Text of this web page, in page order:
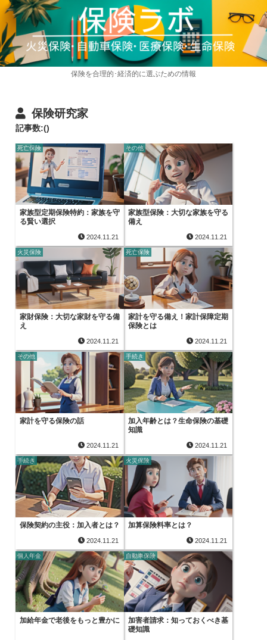
保険を合理的･経済的に選ぶための情報
保険研究家
記事数:()
死亡保険
家族型定期保険特約：家族を守
る賢い選択
2024.11.21
その他
家族型保険：大切な家族を守る
備え
2024.11.21
火災保険
家財保険：大切な家財を守る備
え
2024.11.21
死亡保険
家計を守る備え！家計保障定期
保険とは
2024.11.21
その他
家計を守る保険の話
2024.11.21
手続き
加入年齢とは？生命保険の基礎
知識
2024.11.21
手続き
保険契約の主役：加入者とは？
2024.11.21
火災保険
加算保険料率とは？
2024.11.21
個人年金
加給年金で老後をもっと豊かに
自動車保険
加害者請求：知っておくべき基
礎知識